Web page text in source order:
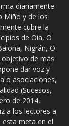
diariamente
Miño y de los
cubre la
de Oia, O
Nigrán, O
objetivo de más
dar voz y
o asociaciones,
(Sucesos,
de 2014,
a los lectores a
meta en el